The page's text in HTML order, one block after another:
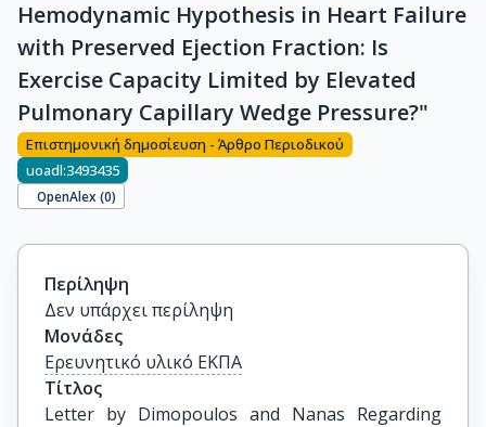
Hemodynamic Hypothesis in Heart Failure
with Preserved Ejection Fraction: Is
Exercise Capacity Limited by Elevated
Pulmonary Capillary Wedge Pressure?"
Επιστημονική δημοσίευση - Άρθρο Περιοδικού
uoadl:3493435
OpenAlex (0)
Περίληψη
Δεν υπάρχει περίληψη
Μονάδες
Ερευνητικό υλικό ΕΚΠΑ
Τίτλος
Letter by Dimopoulos and Nanas Regarding